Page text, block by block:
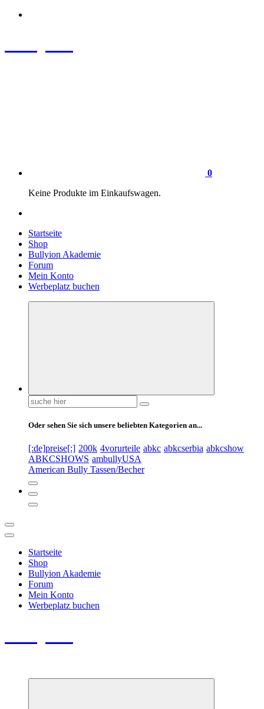
Zum
0
Keine Produkte im Einkaufswagen.
Startseite
Shop
Bullyion Akademie
Forum
Mein Konto
Werbeplatz buchen
Suchen
nach:
Oder sehen Sie sich unsere beliebten Kategorien an...
[:de]preise[:] 200k 4vorurteile abkc abkcserbia abkcshow
ABKCSHOWS ambullyUSA
American Bully Tassen/Becher
Startseite
Shop
Bullyion Akademie
Forum
Mein Konto
Werbeplatz buchen